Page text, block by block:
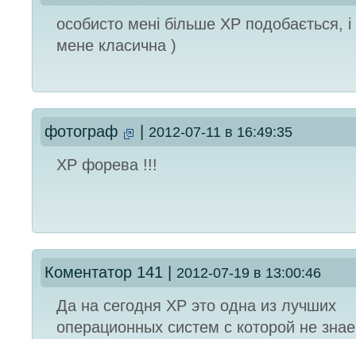
особисто мені більше ХР подобається,
мене класична )
фотограф 2012-07-11 в 16:49:35
ХР форева !!!
Коментатор 141 2012-07-19 в 13:00:46
Да на сегодня XP это одна из лучших
операционных систем с которой не